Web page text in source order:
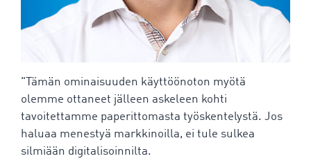
"Tämän ominaisuuden käyttöönoton myötä
olemme ottaneet jälleen askeleen kohti
tavoitettamme paperittomasta työskentelystä. Jos
haluaa menestyä markkinoilla, ei tule sulkea
silmiään digitalisoinnilta.